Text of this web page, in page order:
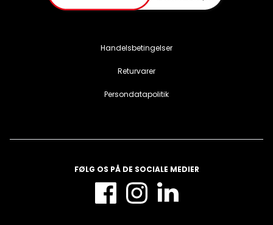
Handelsbetingelser
Returvarer
Persondatapolitik
FØLG OS PÅ DE SOCIALE MEDIER